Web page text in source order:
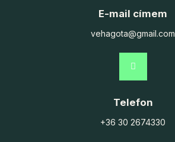
E-mail címem
vehagota@gmail.com
Telefon
+36 30 2674330